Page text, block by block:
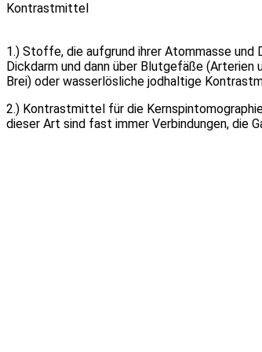
Kontrastmittel
1.) Stoffe, die aufgrund ihrer Atommasse
Dickdarm und dann über Blutgefäße
Brei) oder wasserlösliche jodhaltige
2.) Kontrastmittel für die
dieser Art sind fast immer Verbindungen, die